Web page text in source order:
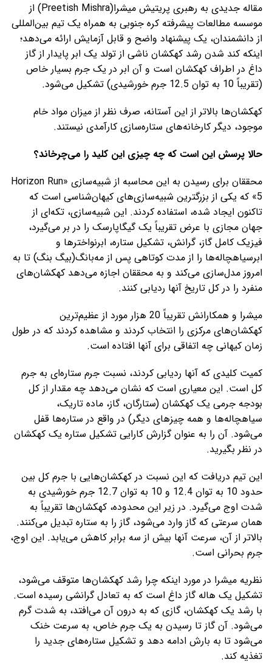
مقاله جدیدی به رهبری پریتیش میشرا(Preetish Mishra) از
موسسه مطالعات پیشرفته کره جنوبی به همراه یک تیم بین‌المللی
از دانشمندان، یک پیشنهاد واضح و قابل آزمایش ارائه می‌دهد؛
اینکه کند شدن رشد کهکشان ناشی از تولد یک ابر پایدار از گاز
داغ در اطراف کهکشان است و آن ابر در یک جرم بسیار خاص
(تقریباً 10 به توان 12.5 جرم خورشیدی) تشکیل می‌شود.
کهکشان‌ها بالاتر از این آستانه، صرف نظر از میزان مواد خام
موجود، دیگر کارخانه‌های ستاره‌سازی کارآمدی نیستند.
حالا پرسش این است که چه چیزی این کلید را می‌چرخاند؟
محققان برای رسیدن به این محاسبه از شبیه‌سازی «Horizon Run
5» که یکی از بزرگترین شبیه‌سازی‌های کیهان‌شناسی است که
تاکنون ایجاد شده، استفاده کردند. این شبیه‌سازی، تکه‌ای از
جهان مجازی با عرض تقریباً یک گیگاپارسک را در بر می‌گیرد،
فیزیک کامل گاز، گرانش، تشکیل ستاره، ابرنواخترها و
ابرسیاهچاله‌ها را از مدت کوتاهی پس از مه‌بانگ(بیگ بنگ) تا به
امروز مدل‌سازی می‌کند و به محققان اجازه می‌دهد کهکشان‌های
منفرد را در کل تاریخ آنها ردیابی کنند.
میشرا و همکارانش تقریباً 20 هزار مورد از عظیم‌ترین
کهکشان‌های مرکزی را انتخاب کردند و مشاهده کردند که در طول
زمان کیهانی چه اتفاقی برای آنها افتاده است.
کمیت کلیدی که آنها ردیابی کردند، نسبت جرم ستاره‌ای به جرم
کل است. این معیاری است که نشان می‌دهد چه مقدار از کل
بودجه جرمی یک کهکشان (ستارگان، گاز، ماده تاریک،
سیاهچاله‌ها و همه چیزهای دیگر) در واقع در ستاره‌ها قفل
می‌شود. آن را به عنوان گزارش کارایی تشکیل ستاره یک کهکشان
در نظر بگیرید.
این تیم دریافت که این نسبت در کهکشان‌هایی با جرم کل بین
حدود 10 به توان 12.4 و 10 به توان 12.7 جرم خورشیدی به
شدت اوج می‌گیرد. در زیر این محدوده، کهکشان‌ها تقریباً به
همان سرعتی که گاز وارد می‌شود، گاز را به ستاره تبدیل می‌کنند.
بالاتر از آن، سرعت آنها بیش از سه برابر کاهش می‌یابد. این اوج،
جرم بحرانی است.
نظریه میشرا در مورد اینکه چرا رشد کهکشان‌ها متوقف می‌شود،
تشکیل یک هاله گاز داغ است که به تعادل گرانشی رسیده است.
با رشد یک کهکشان، گازی که به درون آن می‌افتد، به شدت گرم
می‌شود. آن گاز تا رسیدن به یک جرم خاص، به سرعت خنک
می‌شود تا به بارش ادامه دهد و تشکیل ستاره‌های جدید را
تغذیه کند.